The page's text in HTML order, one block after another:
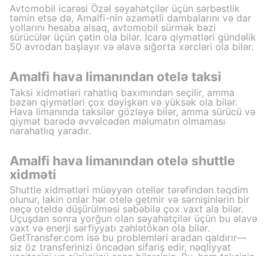
Avtomobil icarəsi Özəl səyahətçilər üçün sərbəstlik
təmin etsə də, Amalfi-nin əzəmətli dambalarını və dar
yollarını hesaba alsaq, avtomobil sürmək bəzi
sürücülər üçün çətin ola bilər. İcarə qiymətləri gündəlik
50 avrodan başlayır və əlavə sığorta xərcləri ola bilər.
Amalfi hava limanından otelə taksi
Taksi xidmətləri rahatlıq baxımından seçilir, amma
bəzən qiymətləri çox dəyişkən və yüksək ola bilər.
Hava limanında taksilər gözləyə bilər, amma sürücü və
qiymət barədə əvvəlcədən məlumatın olmaması
narahatlıq yaradır.
Amalfi hava limanından otelə shuttle
xidməti
Shuttle xidmətləri müəyyən otellər tərəfindən təqdim
olunur, lakin onlar hər otelə getmir və sərnişinlərin bir
neçə oteldə düşürülməsi səbəbilə çox vaxt ala bilər.
Uçuşdan sonra yorğun olan səyahətçilər üçün bu əlavə
vaxt və enerji sərfiyyatı zəhlətökən ola bilər.
GetTransfer.com isə bu problemləri aradan qaldırır—
siz öz transferinizi öncədən sifariş edir, nəqliyyat